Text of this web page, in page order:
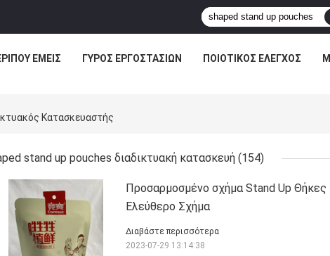
ΕΜΕΊΣ ΓΎΡΟΣ ΕΡΓΟΣΤΑΣΊΩΝ ΠΟΙΟΤΙΚΌΣ ΈΛΕΓΧΟΣ
Κατασκευαστής
stand up pouches διαδικτυακή κατασκευή (154)
Προσαρμοσμένο σχήμα Stand Up
Ελεύθερο Σχήμα
Διαβάστε περισσότερα
2023-07-29 13:14:38